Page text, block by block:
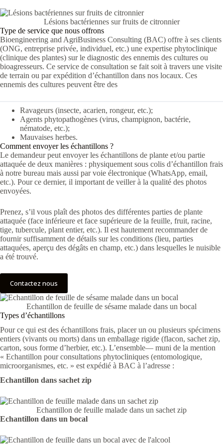
Lésions bactériennes sur fruits de citronnier
Type de service que nous offrons
Bioengineering and AgriBusiness Consulting (BAC) offre à ses clients
(ONG, entreprise privée, individuel, etc.) une expertise phytoclinique
(clinique des plantes) sur le diagnostic des ennemis des cultures ou
bioagresseurs. Ce service de consultation se fait soit à travers une visite
de terrain ou par expédition d’échantillon dans nos locaux. Ces
ennemis des cultures peuvent être des
Ravageurs (insecte, acarien, rongeur, etc.);
Agents phytopathogènes (virus, champignon, bactérie,
nématode, etc.);
Mauvaises herbes.
Comment envoyer les échantillons ?
Le demandeur peut envoyer les échantillons de plante et/ou partie
attaquée de deux manières : physiquement sous colis d’échantillon frais
à notre bureau mais aussi par voie électronique (WhatsApp, email,
etc.). Pour ce dernier, il important de veiller à la qualité des photos
envoyées.
Prenez, s’il vous plaît des photos des différentes parties de plante
attaquée (face inférieure et face supérieure de la feuille, fruit, racine,
tige, tubercule, plant entier, etc.). Il est hautement recommander de
fournir suffisamment de détails sur les conditions (lieu, parties
attaquées, aperçu des dégâts en champ, etc.) dans lesquelles le nuisible
a été trouvé.
Contactez nous
Echantillon de feuille de sésame malade dans un bocal
Types d’échantillons
Pour ce qui est des échantillons frais, placer un ou plusieurs spécimens
entiers (vivants ou morts) dans un emballage rigide (flacon, sachet zip,
carton, sous forme d’herbier, etc.). L’ensemble— muni de la mention
« Echantillon pour consultations phytocliniques (entomologique,
microorganismes, etc. » est expédié à BAC à l’adresse :
Echantillon dans sachet zip
Echantillon de feuille malade dans un sachet zip
Echantillon dans un bocal